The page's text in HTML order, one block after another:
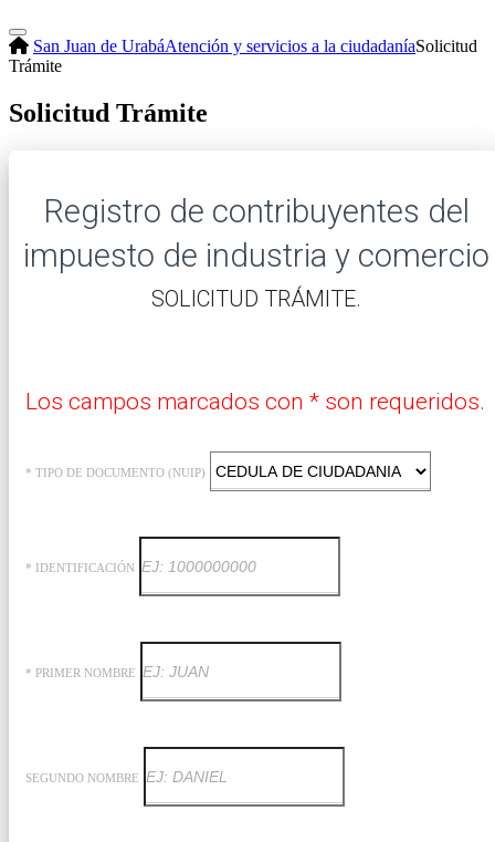
San Juan de UrabáAtención y servicios a la ciudadaníaSolicitud
Trámite
Solicitud Trámite
Registro de contribuyentes del
impuesto de industria y comercio
​SOLICITUD TRÁMITE.
Los campos marcados con * son requeridos.
* TIPO DE DOCUMENTO (NUIP)
* IDENTIFICACIÓN
* PRIMER NOMBRE
SEGUNDO NOMBRE